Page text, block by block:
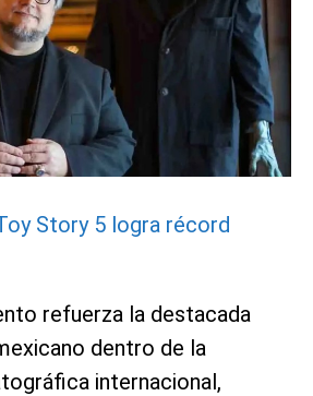
Story 5 logra récord
refuerza la destacada
dentro de la
internacional,